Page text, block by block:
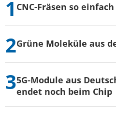
CNC-Fräsen so
Grüne Moleküle aus
5G-Module aus
endet noch beim Chip